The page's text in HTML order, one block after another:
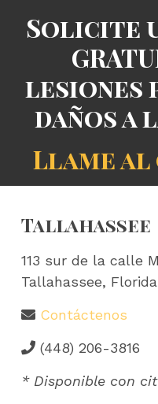
Solicite
lesiones
daños a
Llame al
Tallahassee
113 sur de la calle
Tallahassee, Florida
Contáctenos
(448) 206-3816
* Disponible con